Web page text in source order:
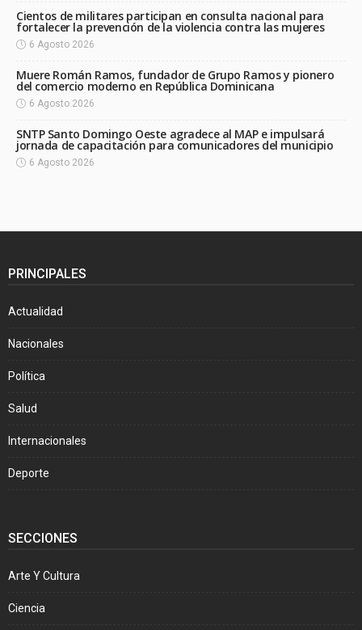
Cientos de militares participan en consulta nacional para
fortalecer la prevención de la violencia contra las mujeres
6 Agosto 2026
Muere Román Ramos, fundador de Grupo Ramos y pionero
del comercio moderno en República Dominicana
6 Agosto 2026
SNTP Santo Domingo Oeste agradece al MAP e impulsará
jornada de capacitación para comunicadores del municipio
6 Agosto 2026
PRINCIPALES
Actualidad
Nacionales
Política
Salud
Internacionales
Deporte
SECCIONES
Arte Y Cultura
Ciencia